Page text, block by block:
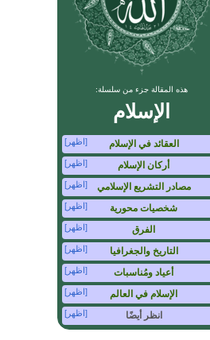
هذه المقالة جزء من سلسلة:
الإسلام
العقائد في الإسلام [اظهر]
أركان الإسلام [اظهر]
مصادر التشريع الإسلامي [اظهر]
شخصيات محورية [اظهر]
الفرق [اظهر]
التاريخ والجغرافيا [اظهر]
أعياد ومُناسبات [اظهر]
الإسلام في العالم [اظهر]
انظر أيضًا [اظهر]